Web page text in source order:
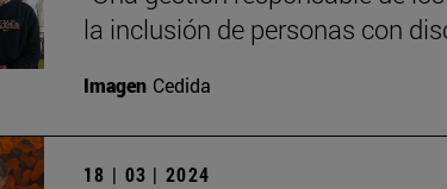
la inclusión de personas con
Imagen Cedida
18 | 03 | 2024